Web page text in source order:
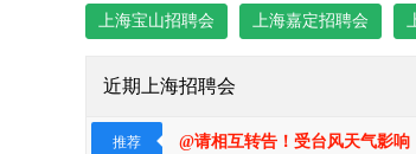
上海宝山招聘会 上海嘉定招聘会
近期上海招聘会
推荐 @请相互转告！受台风天气影